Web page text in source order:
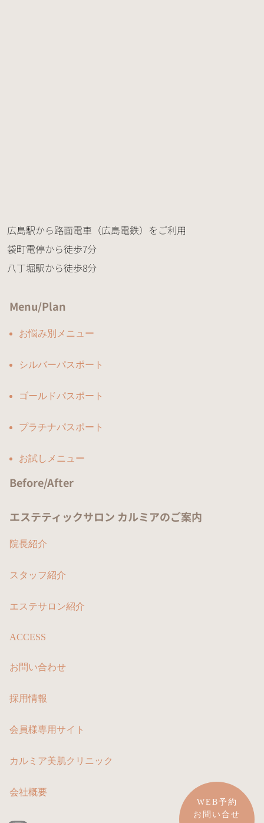
WEB予約
お問い合せ
広島駅から路面電車（広島電鉄）をご利用
袋町電停から徒歩7分
八丁堀駅から徒歩8分
Menu/Plan
お悩み別メニュー
シルバーパスポート
ゴールドパスポート
プラチナパスポート
お試しメニュー
Before/After
エステティックサロン カルミアのご案内
院長紹介
スタッフ紹介
エステサロン紹介
ACCESS
お問い合わせ
採用情報
会員様専用サイト
カルミア美肌クリニック
会社概要